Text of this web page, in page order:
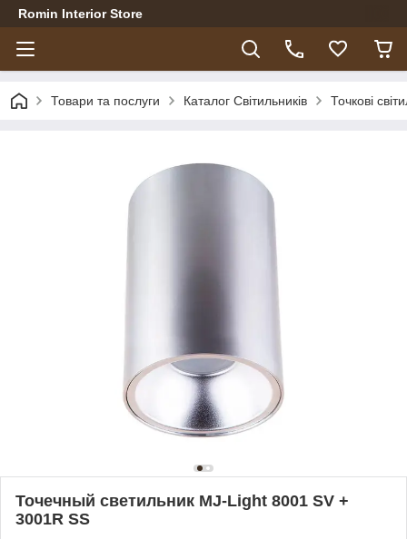
Romin Interior Store
Товари та послуги Каталог Світильників Точкові
Точечный светильник MJ-Light 8001 SV +
3001R SS